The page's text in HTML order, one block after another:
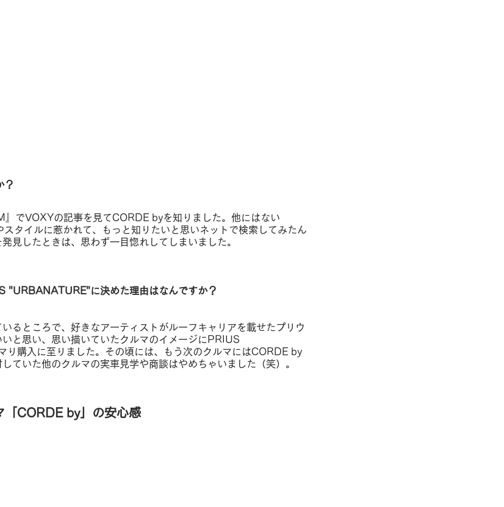
？
でVOXYの記事を見てCORDE byを知りました。他にはない
タイルに惹かれて、もっと知りたいと思いネットで検索してみたん
見したときは、思わず一目惚れしてしまいました。
"URBANATURE"に決めた理由はなんですか？
るところで、好きなアーティストがルーフキャリアを載せたプリウ
と思い、思い描いていたクルマのイメージにPRIUS
購入に至りました。その頃には、もう次のクルマにはCORDE by
ていた他のクルマの実車見学や商談はやめちゃいました（笑）。
「CORDE by」の安心感